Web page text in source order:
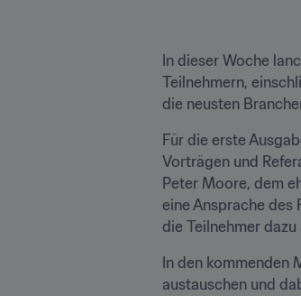
In dieser Woche
Teilnehmern,
die neusten
Für die erste
Vorträgen und
Peter Moore, dem
eine Ansprache des
die Teilnehmer
In den kommenden
austauschen und